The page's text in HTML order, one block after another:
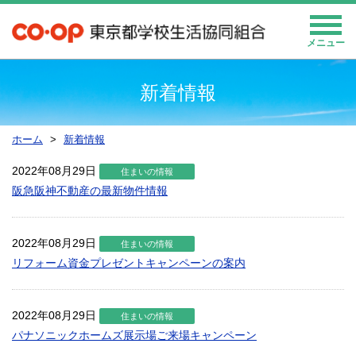
メニュー
新着情報
ホーム 新着情報
2022年08月29日 住まいの情報
阪急阪神不動産の最新物件情報
2022年08月29日 住まいの情報
リフォーム資金プレゼントキャンペーンの案内
2022年08月29日 住まいの情報
パナソニックホームズ展示場ご来場キャンペーン